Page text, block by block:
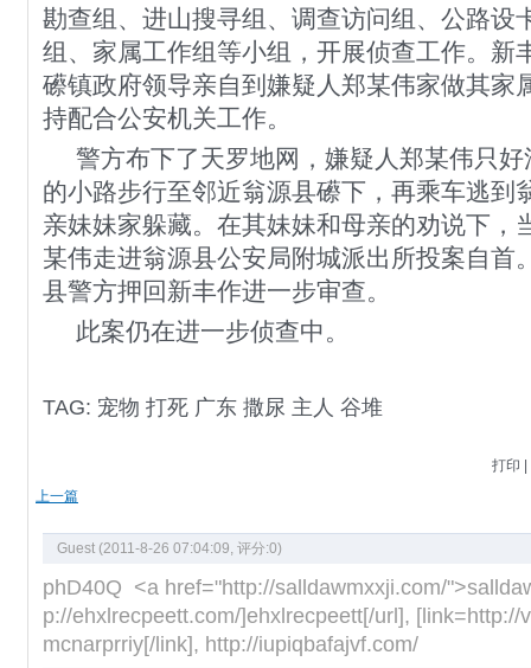
勘查组、进山搜寻组、调查访问组、公路设
组、家属工作组等小组，开展侦查工作。新
礤镇政府领导亲自到嫌疑人郑某伟家做其家
持配合公安机关工作。
警方布下了天罗地网，嫌疑人郑某伟只
的小路步行至邻近翁源县礤下，再乘车逃到
亲妹妹家躲藏。在其妹妹和母亲的劝说下，
某伟走进翁源县公安局附城派出所投案自首
县警方押回新丰作进一步审查。
此案仍在进一步侦查中。
TAG: 宠物 打死 广东 撒尿 主人 谷堆
打印
上一篇
Guest (2011-8-26 07:04:09, 评分:0)
phD40Q <a href="http://salldawmxxji.com/
p://ehxlrecpeett.com/]ehxlrecpeett[/url], [link=http://
mcnarprriy[/link], http://iupiqbafajvf.com/